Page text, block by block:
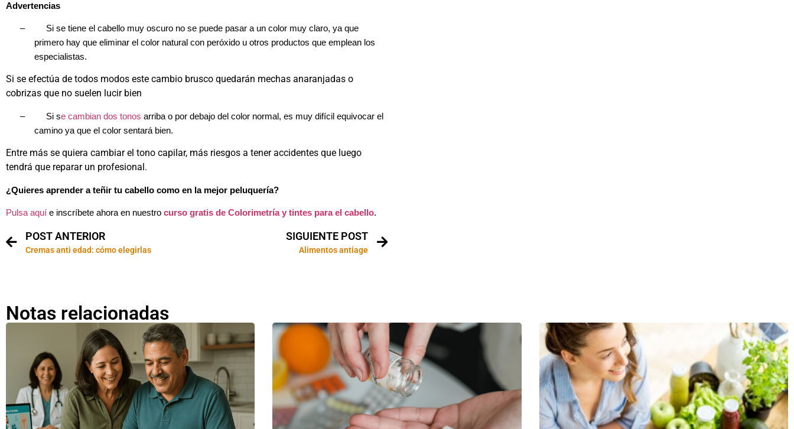
Advertencias
–
Si se tiene el cabello muy oscuro no se puede pasar a un color muy claro, ya que
primero hay que eliminar el color natural con peróxido u otros productos que emplean los
especialistas.
Si se efectúa de todos modos este cambio brusco quedarán mechas anaranjadas o
cobrizas que no suelen lucir bien
– Si se cambian dos tonos arriba o por debajo del color normal, es muy difícil equivocar el
camino ya que el color sentará bien.
Entre más se quiera cambiar el tono capilar, más riesgos a tener accidentes que luego
tendrá que reparar un profesional.
¿Quieres aprender a teñir tu cabello como en la mejor peluquería?
Pulsa aquí e inscríbete ahora en nuestro curso gratis de Colorimetría y tintes para el cabello.
POST ANTERIOR
Cremas anti edad: cómo elegirlas
SIGUIENTE POST
Alimentos antiage
Notas relacionadas